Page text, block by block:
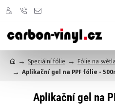
Speciální fólie Fólie na světla
Aplikační gel na PPF fólie -
Aplikační gel na